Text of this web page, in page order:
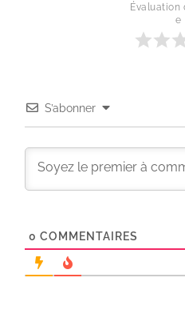
Évaluation
e
S’abonner
0 COMMENTAIRES